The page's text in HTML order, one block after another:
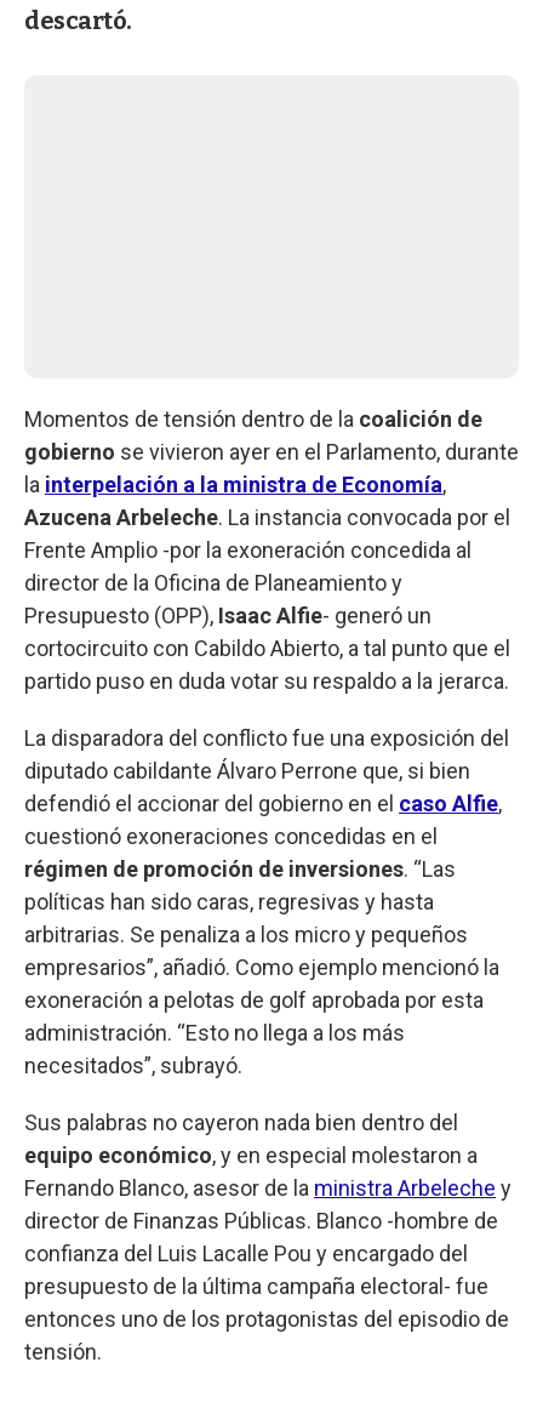
descartó.
Momentos de tensión dentro de la coalición de
gobierno se vivieron ayer en el Parlamento, durante
la interpelación a la ministra de Economía,
Azucena Arbeleche. La instancia convocada por el
Frente Amplio -por la exoneración concedida al
director de la Oficina de Planeamiento y
Presupuesto (OPP), Isaac Alfie- generó un
cortocircuito con Cabildo Abierto, a tal punto que el
partido puso en duda votar su respaldo a la jerarca.
La disparadora del conflicto fue una exposición del
diputado cabildante Álvaro Perrone que, si bien
defendió el accionar del gobierno en el caso Alfie,
cuestionó exoneraciones concedidas en el
régimen de promoción de inversiones. “Las
políticas han sido caras, regresivas y hasta
arbitrarias. Se penaliza a los micro y pequeños
empresarios”, añadió. Como ejemplo mencionó la
exoneración a pelotas de golf aprobada por esta
administración. “Esto no llega a los más
necesitados”, subrayó.
Sus palabras no cayeron nada bien dentro del
equipo económico, y en especial molestaron a
Fernando Blanco, asesor de la ministra Arbeleche y
director de Finanzas Públicas. Blanco -hombre de
confianza del Luis Lacalle Pou y encargado del
presupuesto de la última campaña electoral- fue
entonces uno de los protagonistas del episodio de
tensión.